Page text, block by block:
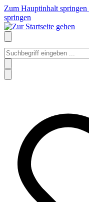
Zum Hauptinhalt springen
springen